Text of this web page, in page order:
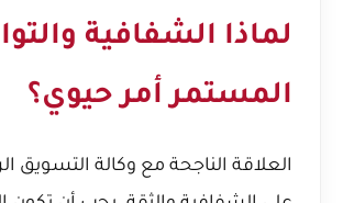
لماذا الشفافية
المستمر أمر حيوي؟
العلاقة الناجحة مع وكالة التسويق